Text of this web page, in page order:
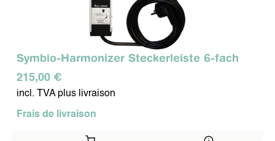
Symbio-Harmonizer Steckerleiste 6-fach
215,00 €
incl. TVA plus livraison
Frais de livraison